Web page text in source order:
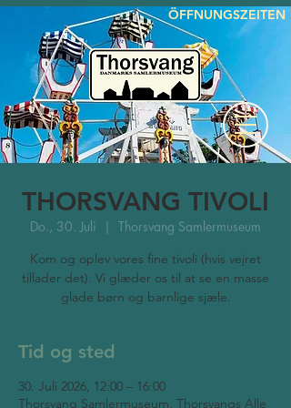
ÖFFNUNGSZEITEN
THORSVANG TIVOLI
Do., 30. Juli
  |
Thorsvang Samlermuseum
Kom og oplev vores fine tivoli (hvis vejret
tillader det). Vi glæder os til at se en masse
glade børn og barnlige sjæle.
Tid og sted
30. Juli 2026, 12:00 – 16:00
Thorsvang Samlermuseum, Thorsvangs Alle